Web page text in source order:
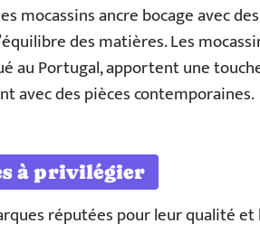
mocassins ancre bocage avec
des matières. Les
au Portugal, apportent une
avec des pièces contemporaines.
à privilégier
réputées pour leur qualité